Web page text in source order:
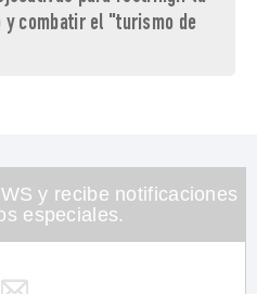
y combatir el "turismo de
y recibe notificaciones
especiales.